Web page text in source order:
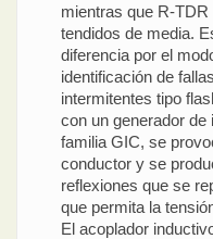
mientras que R-
tendidos de media.
diferencia por el
identificación de
intermitentes tipo
con un generador
familia GIC, se
conductor y se
reflexiones que se
que permita la
El acoplador